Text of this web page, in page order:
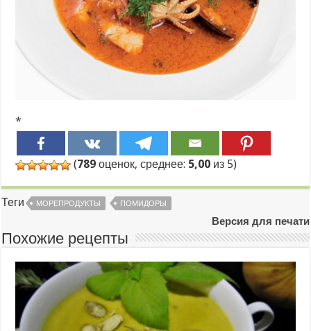
*
(789 оценок, среднее: 5,00 из 5)
Теги МОРЕПРОДУКТЫ ПОМИДОРЫ
Версия для печати
Похожие рецепты